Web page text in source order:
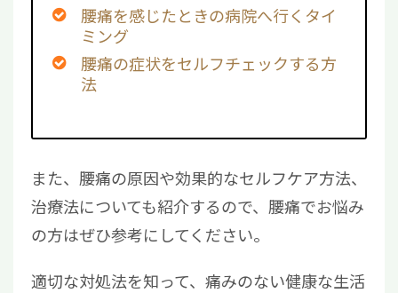
腰痛を感じたときの病院へ行くタイ
ミング
腰痛の症状をセルフチェックする方
法
また、腰痛の原因や効果的なセルフケア方法、
治療法についても紹介するので、腰痛でお悩み
の方はぜひ参考にしてください。
適切な対処法を知って、痛みのない健康な生活